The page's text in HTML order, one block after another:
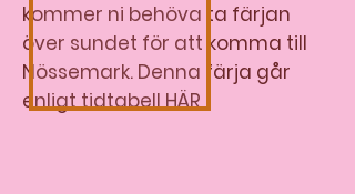
kommer ni behöva ta färjan
över sundet för att komma till
Nössemark. Denna färja går
enligt tidtabell HÄR